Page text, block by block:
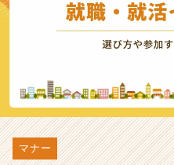
選
び
方
加
マナー